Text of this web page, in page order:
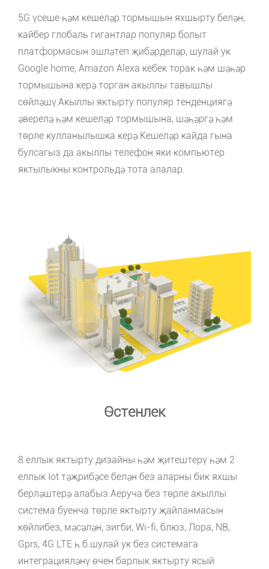
5G үсеше һәм кешеләр тормышын яхшырту белән,
кайбер глобаль гигантлар популяр болыт
платформасын эшләтеп җибәрделәр, шулай ук ​​
Google home, Amazon Alexa кебек торак һәм шәһәр
тормышына керә торган акыллы тавышлы
сөйләшү.Акыллы яктырту популяр тенденциягә
әверелә һәм кешеләр тормышына, шәһәргә һәм
төрле кулланылышка керә.Кешеләр кайда гына
булсагыз да акыллы телефон яки компьютер
яктылыкны контрольдә тота алалар.
Өстенлек
8 еллык яктырту дизайны һәм җитештерү һәм 2
еллык Iot тәҗрибәсе белән без аларны бик яхшы
берләштерә алабыз.Аеруча без төрле акыллы
система буенча төрле яктырту җайланмасын
көйлибез, мәсәлән, зигби, Wi-fi, блюз, Лора, NB,
Gprs, 4G LTE һ.б.шулай ук ​​без системага
интеграцияләнү өчен барлык яктырту ясый